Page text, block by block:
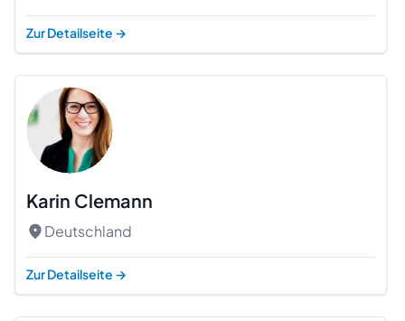
Zur Detailseite →
Karin Clemann
Deutschland
Zur Detailseite →